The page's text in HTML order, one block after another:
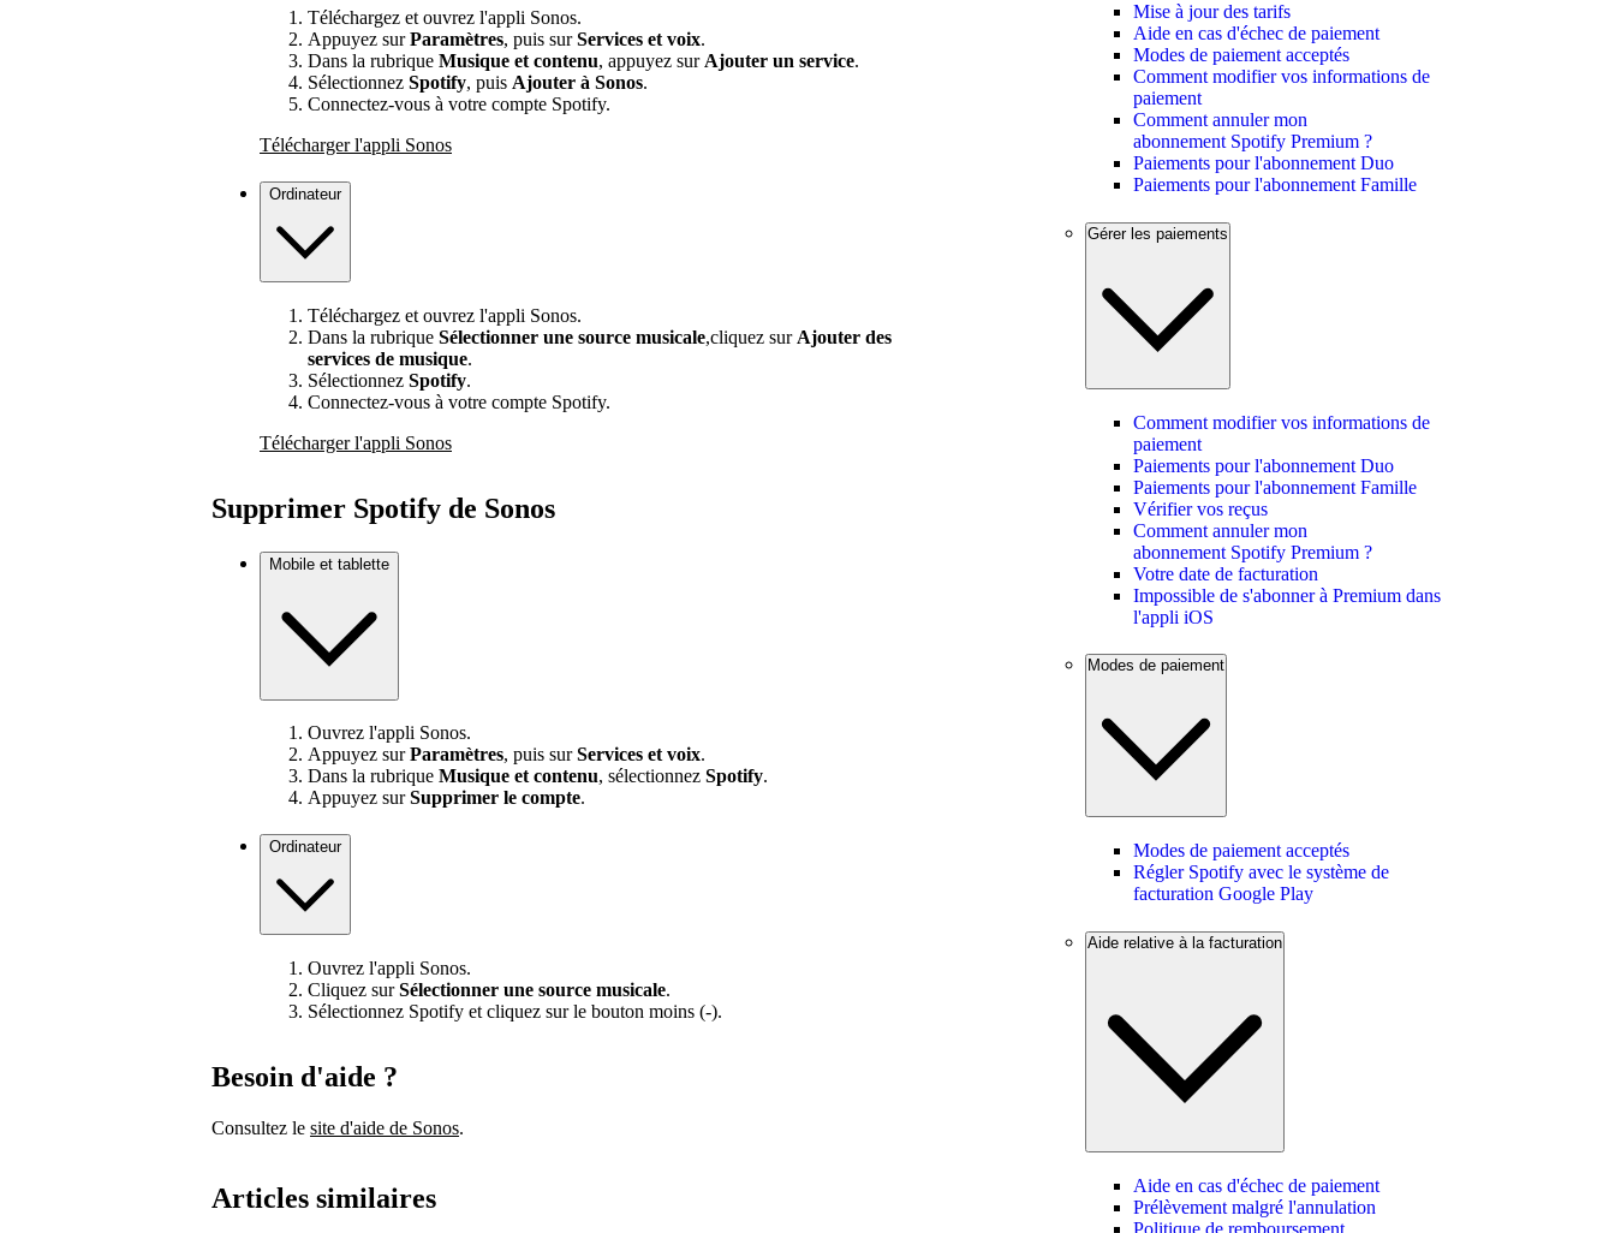
Téléchargez et ouvrez l'appli Sonos.
Appuyez surParamètres, puis surServices et voix.
Dans la rubrique Musique et contenu, appuyez surAjouter un service.
Sélectionnez Spotify, puis Ajouter à Sonos.
Connectez-vous à votre compte Spotify.
Télécharger l'appli Sonos
Ordinateur
Téléchargez et ouvrez l'appli Sonos.
Dans la rubrique Sélectionner une source musicale,cliquez sur Ajouter des
services de musique.
Sélectionnez Spotify.
Connectez-vous à votre compte Spotify.
Télécharger l'appli Sonos
Supprimer Spotify de Sonos
Mobile et tablette
Ouvrez l'appli Sonos.
Appuyez surParamètres, puis surServices et voix.
Dans la rubrique Musique et contenu, sélectionnez Spotify.
Appuyez surSupprimer le compte.
Ordinateur
Ouvrez l'appli Sonos.
Cliquez surSélectionner une source musicale.
Sélectionnez Spotify et cliquez sur le bouton moins (-).
Besoin d'aide ?
Consultez le site d'aide de Sonos.
Articles similaires
Mise à jour des tarifs
Aide en cas d'échec de paiement
Modes de paiement acceptés
Comment modifier vos informations de
paiement
Comment annuler mon
abonnement Spotify Premium ?
Paiements pour l'abonnement Duo
Paiements pour l'abonnement Famille
Gérer les paiements
Comment modifier vos informations de
paiement
Paiements pour l'abonnement Duo
Paiements pour l'abonnement Famille
Vérifier vos reçus
Comment annuler mon
abonnement Spotify Premium ?
Votre date de facturation
Impossible de s'abonner à Premium dans
l'appli iOS
Modes de paiement
Modes de paiement acceptés
Régler Spotify avec le système de
facturation Google Play
Aide relative à la facturation
Aide en cas d'échec de paiement
Prélèvement malgré l'annulation
Politique de remboursement